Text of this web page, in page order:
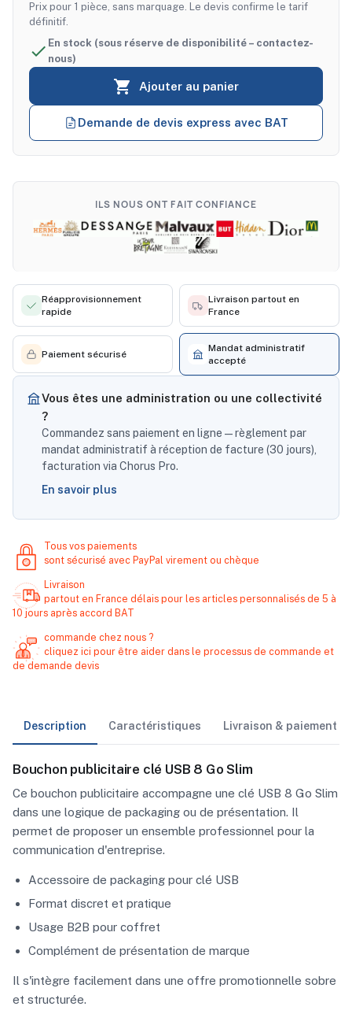
 Ajouter au panier
 En stock (sous réserve de disponibilité – contactez-
nous)
Prix pour 1 pièce, sans marquage. Le devis confirme le tarif
définitif.
Demande de devis express avec BAT
ILS NOUS ONT FAIT CONFIANCE
Réapprovisionnement
rapide
Livraison partout en
France
Paiement sécurisé
Mandat administratif
accepté
Vous êtes une administration ou une collectivité
?
Commandez sans paiement en ligne — règlement par
mandat administratif à réception de facture (30 jours),
facturation via Chorus Pro.
En savoir plus
Tous vos paiements
sont sécurisé avec PayPal virement ou chèque
Livraison
partout en France délais pour les articles personnalisés de 5 à
10 jours après accord BAT
commande chez nous ?
cliquez ici pour être aider dans le processus de commande et
de demande devis
Description Caractéristiques Livraison & paiement
Bouchon publicitaire clé USB 8 Go Slim
Ce bouchon publicitaire accompagne une clé USB 8 Go Slim
dans une logique de packaging ou de présentation. Il
permet de proposer un ensemble professionnel pour la
communication d'entreprise.
Accessoire de packaging pour clé USB
Format discret et pratique
Usage B2B pour coffret
Complément de présentation de marque
Il s'intègre facilement dans une offre promotionnelle sobre
et structurée.